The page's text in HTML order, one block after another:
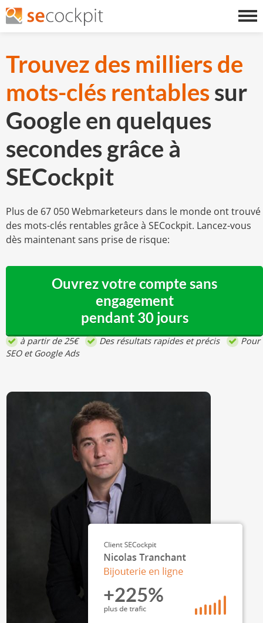
Trouvez des milliers de
mots-clés rentablessur
Google en quelques
secondes grâce à
SECockpit
Plus de 67 050 Webmarketeurs dans le monde ont trouvé
des mots-clés rentables grâce à SECockpit. Lancez-vous
dès maintenant sans prise de risque:
Ouvrez votre compte sans
engagement
pendant 30 jours
à partir de 25€ Des résultats rapides et précis
Pour
SEO et Google Ads